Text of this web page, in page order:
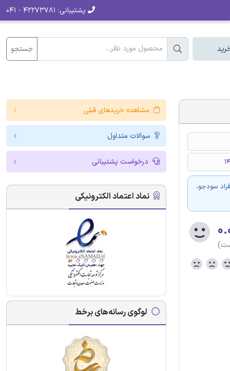
پشتیبانی:
جستجو
سودجو،
مشاهده خریدهای قبلی
سوالات متداول
درخواست پشتیبانی
نماد اعتماد الکترونیکی
لوگوی رسانه‌های برخط